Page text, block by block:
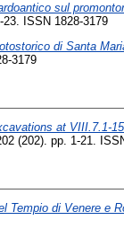
sul
ISSN 1828-3179
di Santa
3179
at VIII.7.1-
(202). pp. 1-21.
Tempio di Venere e